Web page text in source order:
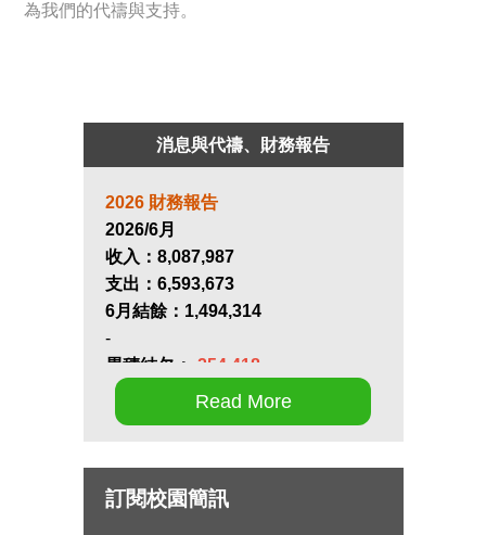
消息與代禱、財務報告
2026 財務報告
2026/6月
收入：8,087,987
支出：6,593,673
6月結餘： 1,494,314
-
累積結欠：
-254,418
第十七屆畢業生同行營將於九月 11
請為節目內容的安排和報名推動禱
告。
Read More
訂閱校園簡訊
為我們的代禱與支持。